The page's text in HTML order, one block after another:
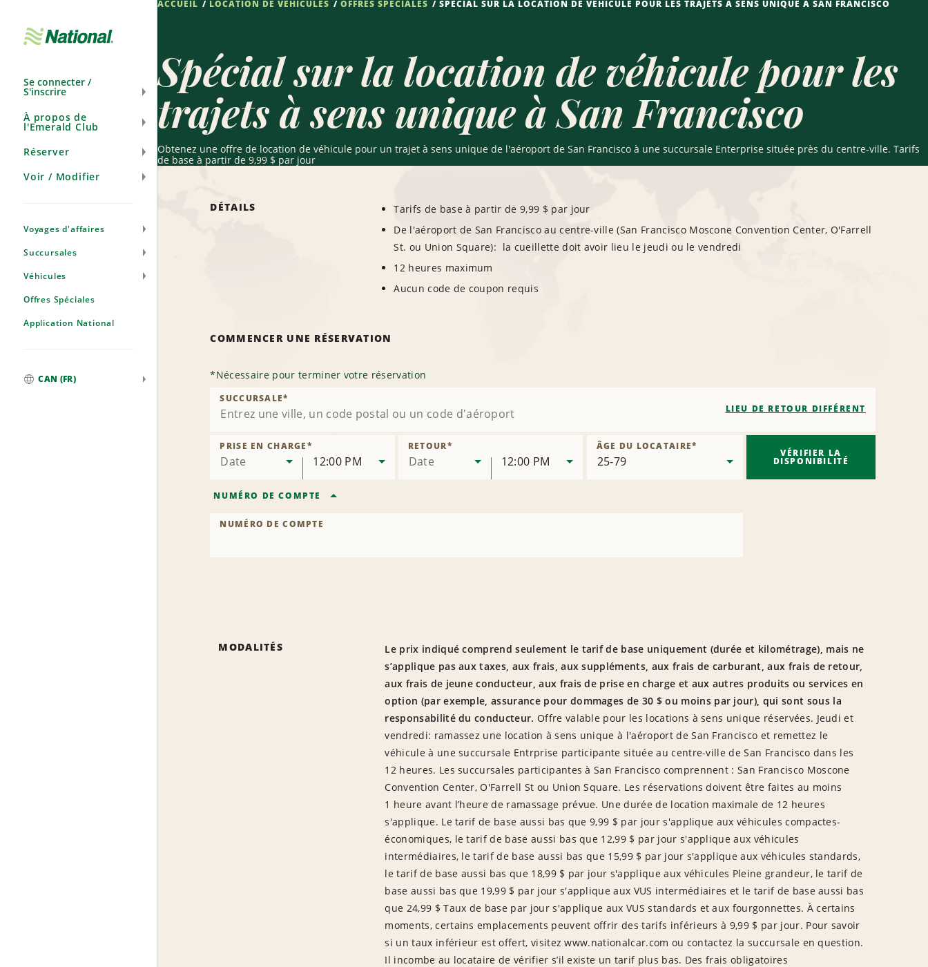
navigation
Se connecter /
S'inscrire
À propos de
l'Emerald Club
Réserver
Voir / Modifier
Voyages d'affaires
Succursales
Véhicules
Offres Spéciales
Application National
CAN (FR)
ACCUEIL LOCATION DE VÉHICULES OFFRES SPÉCIALES SPÉCIAL SUR LA LOCATION DE VÉHICULE POUR LES TRAJETS À SENS UNIQUE À SAN FRANCISCO
Spécial sur la location de véhicule pour les
trajets à sens unique à San Francisco
Obtenez une offre de location de véhicule pour un trajet à sens unique de l'aéroport de San Francisco à une succursale Enterprise située près du centre-ville. Tarifs
de base à partir de 9,99 $ par jour
DÉTAILS
Tarifs de base à partir de 9,99 $ par jour
De l'aéroport de San Francisco au centre-ville (San Francisco Moscone Convention Center, O'Farrell
St. ou Union Square): la cueillette doit avoir lieu le jeudi ou le vendredi
12 heures maximum
Aucun code de coupon requis
COMMENCER UNE RÉSERVATION
*Nécessaire pour terminer votre réservation
SUCCURSALE*
LIEU DE RETOUR DIFFÉRENT
Date
PRISE EN CHARGE*
12:00 PM Date
RETOUR*
12:00 PM
ÂGE DU LOCATAIRE*
NUMÉRO DE COMPTE
NUMÉRO DE COMPTE
VÉRIFIER LA
DISPONIBILITÉ
MODALITÉS
Le prix indiqué comprend seulement le tarif de base uniquement (durée et kilométrage), mais ne
s’applique pas aux taxes, aux frais, aux suppléments, aux frais de carburant, aux frais de retour,
aux frais de jeune conducteur, aux frais de prise en charge et aux autres produits ou services en
option (par exemple, assurance pour dommages de 30 $ ou moins par jour), qui sont sous la
responsabilité du conducteur. Offre valable pour les locations à sens unique réservées. Jeudi et
vendredi: ramassez une location à sens unique à l'aéroport de San Francisco et remettez le
véhicule à une succursale Entrprise participante située au centre-ville de San Francisco dans les
12 heures. Les succursales participantes à San Francisco comprennent : San Francisco Moscone
Convention Center, O'Farrell St ou Union Square. Les réservations doivent être faites au moins
1 heure avant l’heure de ramassage prévue. Une durée de location maximale de 12 heures
s'applique. Le tarif de base aussi bas que 9,99 $ par jour s'applique aux véhicules compactes-
économiques, le tarif de base aussi bas que 12,99 $ par jour s'applique aux véhicules
intermédiaires, le tarif de base aussi bas que 15,99 $ par jour s'applique aux véhicules standards,
le tarif de base aussi bas que 18,99 $ par jour s'applique aux véhicules Pleine grandeur, le tarif de
base aussi bas que 19,99 $ par jour s'applique aux VUS intermédiaires et le tarif de base aussi bas
que 24,99 $ Taux de base par jour s'applique aux VUS standards et aux fourgonnettes. À certains
moments, certains emplacements peuvent offrir des tarifs inférieurs à 9,99 $ par jour. Pour savoir
si un taux inférieur est offert, visitez www.nationalcar.com ou contactez la succursale en question.
Il incombe au locataire de vérifier s’il existe un tarif plus bas. Des frais obligatoires